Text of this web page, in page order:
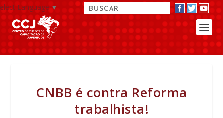
Language▼
CNBB é contra Reforma
trabalhista!